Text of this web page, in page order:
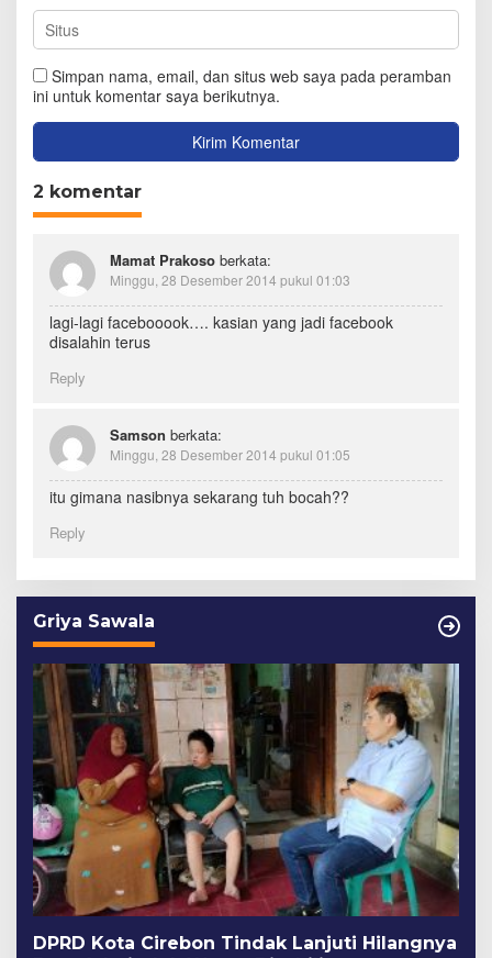
Simpan nama, email, dan situs web saya pada peramban
ini untuk komentar saya berikutnya.
2 komentar
Mamat Prakoso berkata:
Minggu, 28 Desember 2014 pukul 01:03
lagi-lagi facebooook…. kasian yang jadi facebook
disalahin terus
Reply
Samson berkata:
Minggu, 28 Desember 2014 pukul 01:05
itu gimana nasibnya sekarang tuh bocah??
Reply
Griya Sawala
DPRD Kota Cirebon Tindak Lanjuti Hilangnya